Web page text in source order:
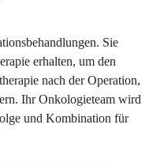
Sie
erhalten, um den
nach der Operation,
Ihr Onkologieteam wird
und Kombination für